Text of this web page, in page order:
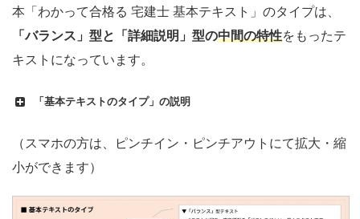
本「わかって合格る 宅建士 基本テキスト」のタイプは、
「バランス」型と「詳細説明」型の中間の特性をもったテ
キストになっています。
「基本テキストのタイプ」の説明
（スマホの方は、ピンチイン・ピンチアウトにて拡大・縮
小ができます）